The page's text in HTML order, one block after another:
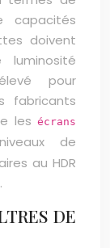
capacités
doivent
pour
fabricants
les écrans
de
au HDR
DE